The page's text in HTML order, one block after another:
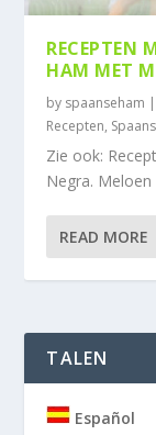
RECEPTEN
HAM MET
by spaanseham |
Recepten,
Zie ook:
Negra.
READ MORE
TALEN
Español